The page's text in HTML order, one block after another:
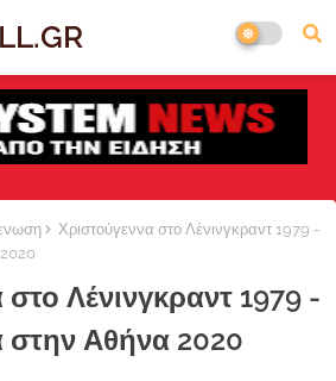
Χριστούγεννα στο Λένινγκραντ 1979 -
Λένινγκραντ 1979 -
στην Αθήνα 2020